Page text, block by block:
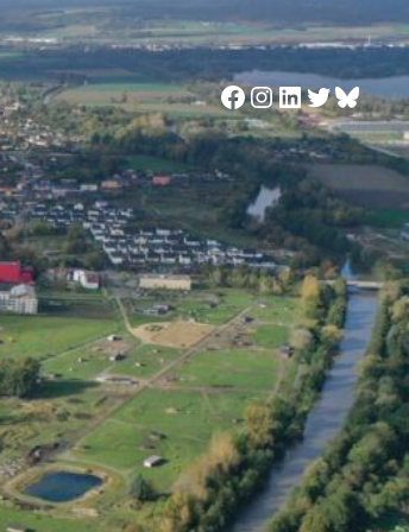
Facebook
Instagram
LinkedIn
Twitter